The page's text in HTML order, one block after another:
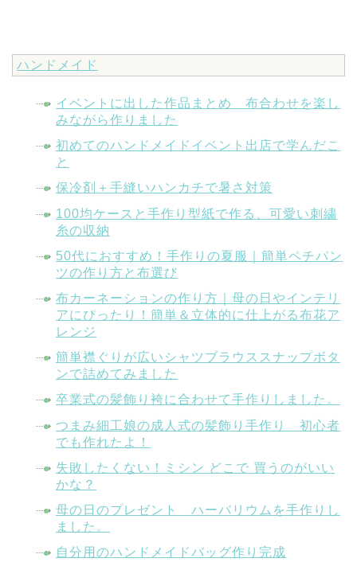
ハンドメイド
イベントに出した作品まとめ 布合わせを楽し
みながら作りました
初めてのハンドメイドイベント出店で学んだこ
と
保冷剤＋手縫いハンカチで暑さ対策
100均ケースと手作り型紙で作る、可愛い刺繍
糸の収納
50代におすすめ！手作りの夏服｜簡単ペチパン
ツの作り方と布選び
布カーネーションの作り方｜母の日やインテリ
アにぴったり！簡単＆立体的に仕上がる布花ア
レンジ
簡単襟ぐりが広いシャツブラウススナップボタ
ンで詰めてみました
卒業式の髪飾り袴に合わせて手作りしました。
つまみ細工娘の成人式の髪飾り手作り 初心者
でも作れたよ！
失敗したくない！ミシン どこで 買うのがいい
かな？
母の日のプレゼント ハーバリウムを手作りし
ました。
自分用のハンドメイドバッグ作り完成